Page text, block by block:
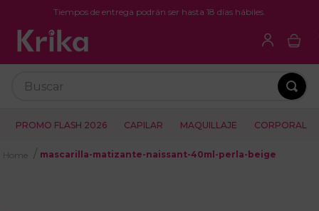
Tiempos de entrega podrán ser hasta 18 días hábiles.
PROMO FLASH 2026 CAPILAR MAQUILLAJE CORPORAL
mascarilla-matizante-naissant-40ml-perla-beige